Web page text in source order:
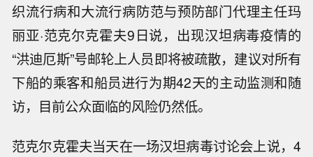
织流行病和大流行病防范与预防部门代理主任玛
丽亚·范克尔克霍夫9日说，出现汉坦病毒疫情的
“洪迪厄斯”号邮轮上人员即将被疏散，建议对所有
下船的乘客和船员进行为期42天的主动监测和随
访，目前公众面临的风险仍然低。
范克尔克霍夫当天在一场汉坦病毒讨论会上说，4